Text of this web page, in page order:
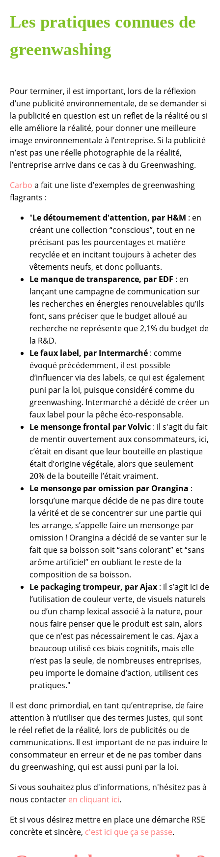
Les pratiques connues de
greenwashing
Pour terminer, il est important, lors de la réflexion
d’une publicité environnementale, de se demander si
la publicité en question est un reflet de la réalité ou si
elle améliore la réalité, pour donner une meilleure
image environnementale à l’entreprise. Si la publicité
n’est pas une réelle photographie de la réalité,
l’entreprise arrive dans ce cas à du Greenwashing.
Carbo a fait une liste d’exemples de greenwashing
flagrants :
"Le détournement d'attention, par H&M : en
créant une collection “conscious”, tout en ne
précisant pas les pourcentages et matière
recyclée et en incitant toujours à acheter des
vêtements neufs, et donc polluants.
Le manque de transparence, par EDF : en
lançant une campagne de communication sur
les recherches en énergies renouvelables qu’ils
font, sans préciser que le budget alloué au
recherche ne représente que 2,1% du budget de
la R&D.
Le faux label, par Intermarché : comme
évoqué précédemment, il est possible
d’influencer via des labels, ce qui est également
puni par la loi, puisque considéré comme du
greenwashing. Intermarché a décidé de créer un
faux label pour la pêche éco-responsable.
Le mensonge frontal par Volvic : il s'agit du fait
de mentir ouvertement aux consommateurs, ici,
c’était en disant que leur bouteille en plastique
était d’origine végétale, alors que seulement
20% de la bouteille l’était vraiment.
Le mensonge par omission par Orangina :
lorsqu’une marque décide de ne pas dire toute
la vérité et de se concentrer sur une partie qui
les arrange, s’appelle faire un mensonge par
omission ! Orangina a décidé de se vanter sur le
fait que sa boisson soit “sans colorant” et “sans
arôme artificiel” en oubliant le reste de la
composition de sa boisson.
Le packaging trompeur, par Ajax : il s’agit ici de
l’utilisation de couleur verte, de visuels naturels
ou d’un champ lexical associé à la nature, pour
nous faire penser que le produit est sain, alors
que ce n’est pas nécessairement le cas. Ajax a
beaucoup utilisé ces biais cognitifs, mais elle
n’est pas la seule, de nombreuses entreprises,
peu importe le domaine d’action, utilisent ces
pratiques."
Il est donc primordial, en tant qu’entreprise, de faire
attention à n’utiliser que des termes justes, qui sont
le réel reflet de la réalité, lors de publicités ou de
communications. Il est important de ne pas induire le
consommateur en erreur et de ne pas tomber dans
du greenwashing, qui est aussi puni par la loi.
Si vous souhaitez plus d'informations, n'hésitez pas à
nous contacter en cliquant ici.
Et si vous désirez mettre en place une démarche RSE
concrète et sincère, c'est ici que ça se passe.